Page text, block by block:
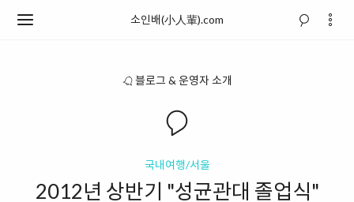
소인배(小人輩).com
블로그 & 운영자 소개
국내여행/서울
2012년 상반기 "성균관대 졸업식"